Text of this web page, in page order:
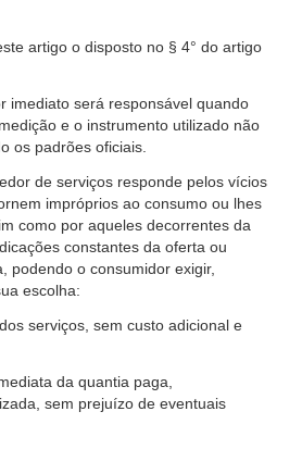
artigo o disposto no § 4° do artigo
imediato será responsável quando
e o instrumento utilizado não
os padrões oficiais.
de serviços responde pelos vícios
impróprios ao consumo ou lhes
como por aqueles decorrentes da
constantes da oferta ou
podendo o consumidor exigir,
escolha:
serviços, sem custo adicional e
da quantia paga,
sem prejuízo de eventuais